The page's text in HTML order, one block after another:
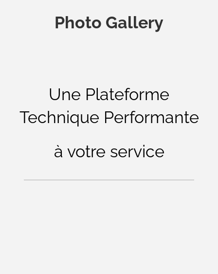
Photo Gallery
Une Plateforme
Technique Performante
à votre service